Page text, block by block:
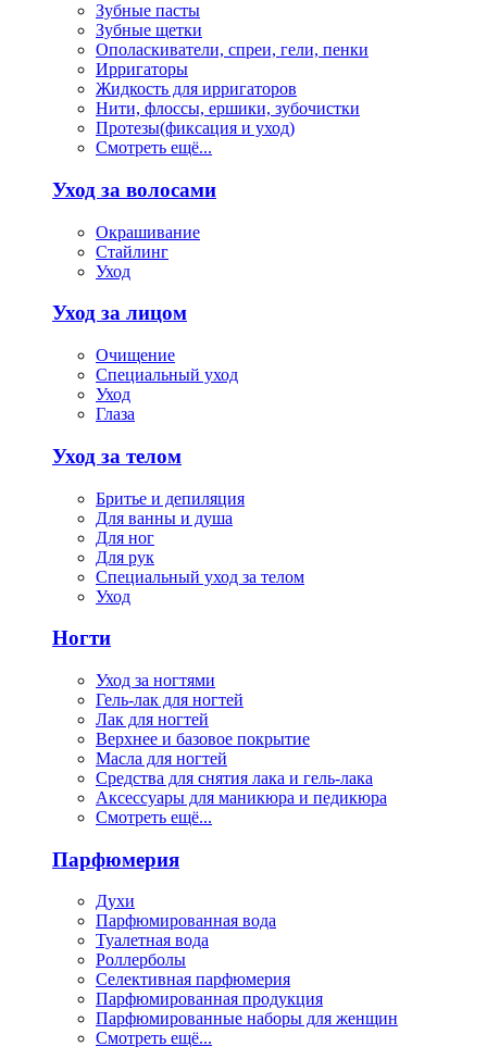
Зубные пасты
Зубные щетки
Ополаскиватели, спреи, гели, пенки
Ирригаторы
Жидкость для ирригаторов
Нити, флоссы, ершики, зубочистки
Протезы(фиксация и уход)
Смотреть ещё...
Уход за волосами
Окрашивание
Стайлинг
Уход
Уход за лицом
Очищение
Специальный уход
Уход
Глаза
Уход за телом
Бритье и депиляция
Для ванны и душа
Для ног
Для рук
Специальный уход за телом
Уход
Ногти
Уход за ногтями
Гель-лак для ногтей
Лак для ногтей
Верхнее и базовое покрытие
Масла для ногтей
Средства для снятия лака и гель-лака
Аксессуары для маникюра и педикюра
Смотреть ещё...
Парфюмерия
Духи
Парфюмированная вода
Туалетная вода
Роллерболы
Селективная парфюмерия
Парфюмированная продукция
Парфюмированные наборы для женщин
Смотреть ещё...